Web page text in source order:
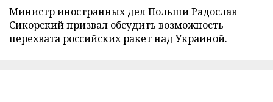
Министр иностранных дел Польши Радослав
Сикорский призвал обсудить возможность
перехвата российских ракет над Украиной.